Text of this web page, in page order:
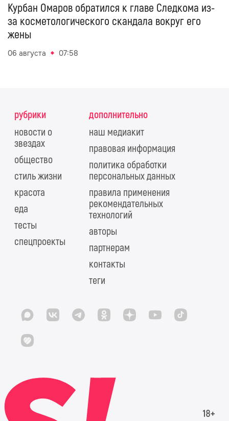
Курбан Омаров обратился к главе Следкома из-
за косметологического скандала вокруг его
жены
06 августа 07:58
рубрики
новости о
звездах
общество
стиль жизни
красота
еда
тесты
спецпроекты
дополнительно
наш медиакит
правовая информация
политика обработки
персональных данных
правила применения
рекомендательных
технологий
авторы
партнерам
контакты
теги